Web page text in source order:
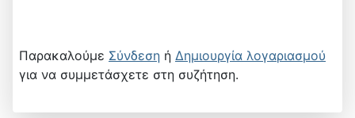
Παρακαλούμε Σύνδεση ή Δημιουργία λογαριασμού
για να συμμετάσχετε στη συζήτηση.